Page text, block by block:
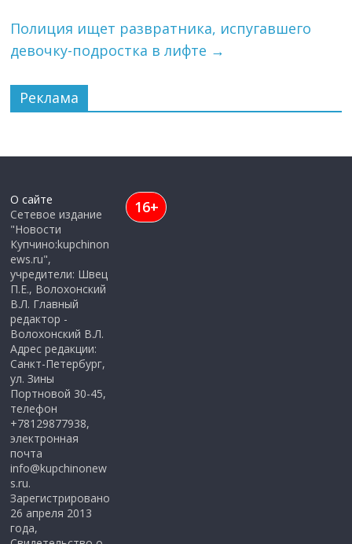
Полиция ищет развратника, испугавшего
девочку-подростка в лифте →
Реклама
О сайте
Сетевое издание
"Новости
Купчино:kupchinon
ews.ru",
учредители: Швец
П.Е., Волохонский
В.Л. Главный
редактор -
Волохонский В.Л.
Адрес редакции:
Санкт-Петербург,
ул. Зины
Портновой 30-45,
телефон
+78129877938,
электронная
почта
info@kupchinonew
s.ru.
Зарегистрировано
26 апреля 2013
года,
16+